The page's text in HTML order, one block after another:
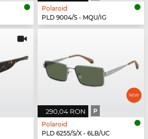
Polaroid
PLD 9004/S - MQU/IG
290,04 RON P
Polaroid
PLD 6255/S/X - 6LB/UC